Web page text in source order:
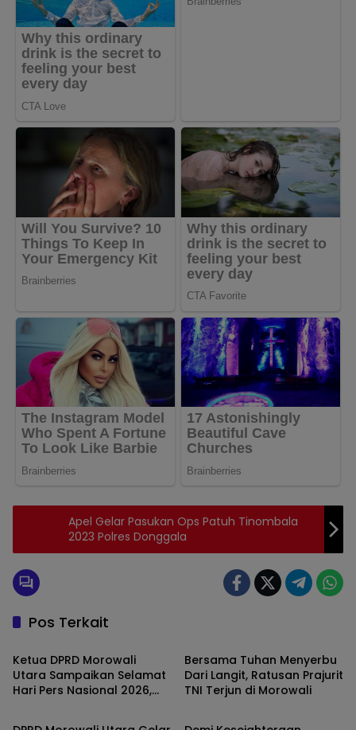
Apel Gelar Pasukan Ops Patuh Tinombala
2023 Polres Donggala
Pos Terkait
Morowali Utara
Ketua DPRD Morowali
Utara Sampaikan Selamat
Hari Pers Nasional 2026,
Bersama Tuhan Menyerbu
Dari Langit, Ratusan Prajurit
TNI Terjun di Morowali
Morowali Utara Morowali Utara